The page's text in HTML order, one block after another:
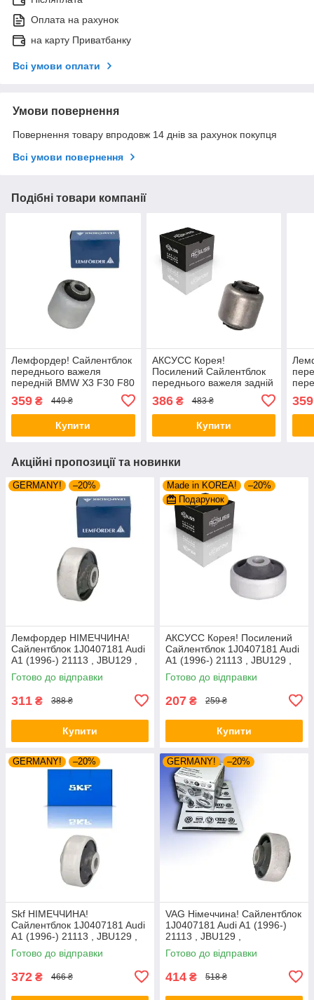
Оплата на рахунок
на карту Приватбанку
Всі умови оплати
Умови повернення
Повернення товару впродовж 14 днів за рахунок покупця
Всі умови повернення
Подібні товари компанії
Лемфордер! Сайлентблок
переднього важеля
передній BMW X3 F30 F80
JBU192 , TD946W
359 ₴ 449 ₴
Купити
АКСУСС Корея!
Посилений Сайлентблок
переднього важеля задній
БМВ Х3 Ф30 Ф80 (2011-).
Нижній. Внутрішній. 36310
, JBU192 , TD946W
386₴ 483 ₴
Купити
359
Акційні пропозиції та новинки
GERMANY! –20%
Лемфордер НІМЕЧЧИНА!
Сайлентблок 1J0407181 Audi
A1 (1996-) 21113 , JBU129 ,
VKDS331001
Готово до відправки
311 ₴ 388 ₴
Купити
Made in KOREA!
–20%
Подарунок
АКСУСС Корея! Посилений
Сайлентблок 1J0407181 Audi
A1 (1996-) 21113 , JBU129 ,
VKDS331001
Готово до відправки
207 ₴ 259 ₴
Купити
GERMANY! –20%
Skf НІМЕЧЧИНА!
Сайлентблок 1J0407181 Audi
A1 (1996-) 21113 , JBU129 ,
VKDS331001
Готово до відправки
372 ₴ 466 ₴
GERMANY! –20%
VAG Німеччина! Сайлентблок
1J0407181 Audi A1 (1996-)
21113 , JBU129 ,
VKDS331001
Готово до відправки
414 ₴ 518 ₴